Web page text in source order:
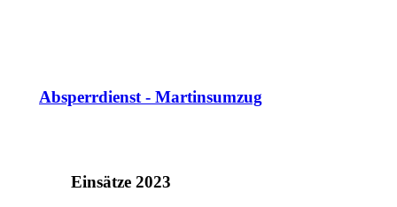
Absperrdienst - Martinsumzug
Einsätze 2023